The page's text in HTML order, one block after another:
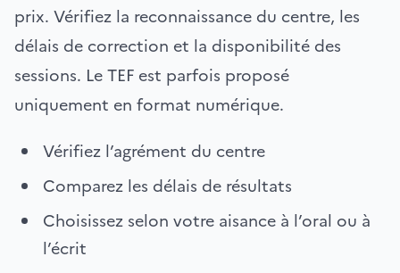
prix. Vérifiez la reconnaissance du centre, les
délais de correction et la disponibilité des
sessions. Le TEF est parfois proposé
uniquement en format numérique.
Vérifiez l’agrément du centre
Comparez les délais de résultats
Choisissez selon votre aisance à l’oral ou à
l’écrit